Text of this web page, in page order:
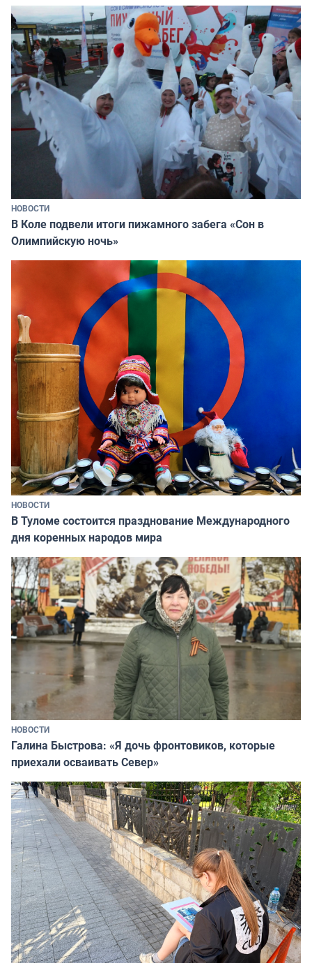
НОВОСТИ
В Коле подвели итоги пижамного забега «Сон в
Олимпийскую ночь»
НОВОСТИ
В Туломе состоится празднование Международного
дня коренных народов мира
НОВОСТИ
Галина Быстрова: «Я дочь фронтовиков, которые
приехали осваивать Север»